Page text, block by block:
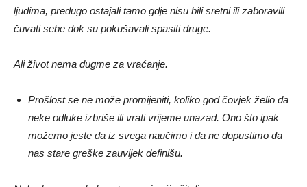
ljudima, predugo ostajali tamo gdje nisu bili sretni ili zaboravili
čuvati sebe dok su pokušavali spasiti druge.
Ali život nema dugme za vraćanje.
Prošlost se ne može promijeniti, koliko god čovjek želio da
neke odluke izbriše ili vrati vrijeme unazad. Ono što ipak
možemo jeste da iz svega naučimo i da ne dopustimo da
nas stare greške zauvijek definišu.